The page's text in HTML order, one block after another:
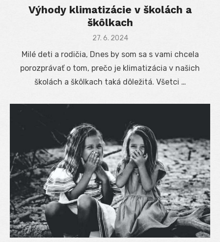
Výhody klimatizácie v školách a
škôlkach
Posted
27. 6. 2024
Milé deti a rodičia, Dnes by som sa s vami chcela
porozprávať o tom, prečo je klimatizácia v našich
školách a škôlkach taká dôležitá. Všetci …